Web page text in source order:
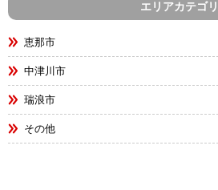
エリアカテゴリ
恵那市
中津川市
瑞浪市
その他